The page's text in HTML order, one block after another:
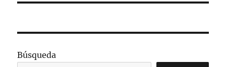
Búsqueda